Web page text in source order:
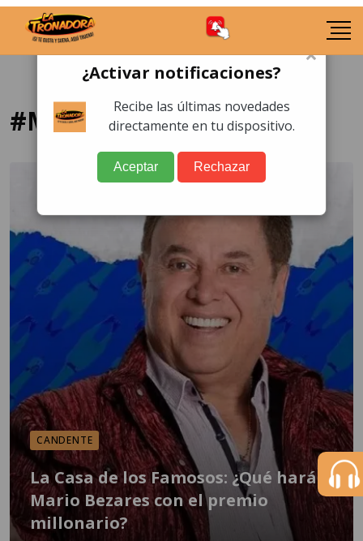
#MarioBezares
CANDENTE
La Casa de los Famosos: ¿Qué hará
Mario Bezares con el premio
millonario?
×
¿Activar notificaciones?
Recibe las últimas novedades
directamente en tu dispositivo.
Aceptar Rechazar